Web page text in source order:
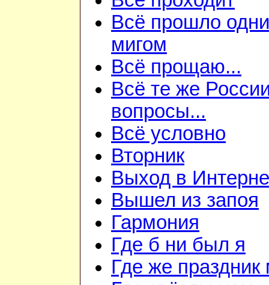
Всё прошло
мигом
Всё прощаю...
Всё те же
вопросы...
Всё условно
Вторник
Выход в
Вышел из запоя
Гармония
Где б ни был я
Где же праздник